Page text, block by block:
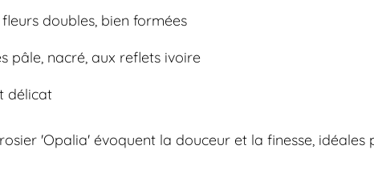
doubles, bien formées
pâle, nacré, aux reflets ivoire
délicat
'Opalia' évoquent la douceur et la finesse,